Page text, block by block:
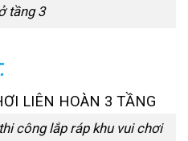
tầng 3
công lắp ráp khu vui chơi